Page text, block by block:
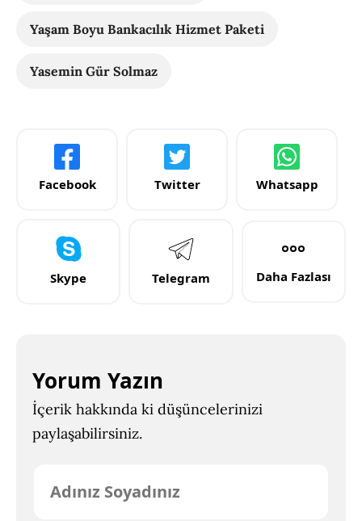
Yaşam Boyu Bankacılık Hizmet Paketi
Yasemin Gür Solmaz
Facebook Twitter Whatsapp
Skype Telegram Daha Fazlası
Yorum Yazın
İçerik hakkında ki düşüncelerinizi
paylaşabilirsiniz.